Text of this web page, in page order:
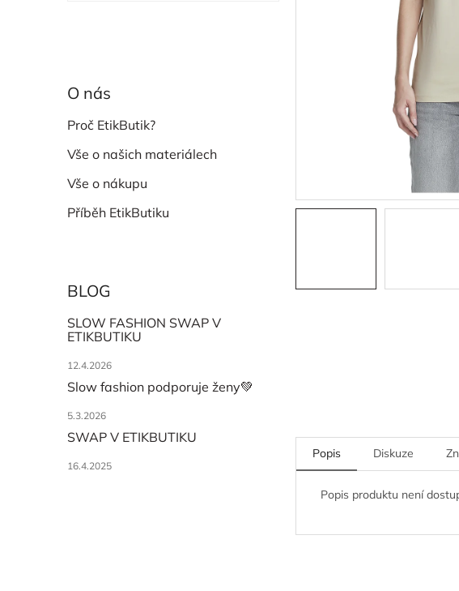
O nás
Proč EtikButik?
Vše o našich materiálech
Vše o nákupu
Příběh EtikButiku
BLOG
SLOW FASHION SWAP V
ETIKBUTIKU
12.4.2026
Slow fashion podporuje ženy💚
5.3.2026
SWAP V ETIKBUTIKU
16.4.2025
Popis Diskuze
Popis produktu není